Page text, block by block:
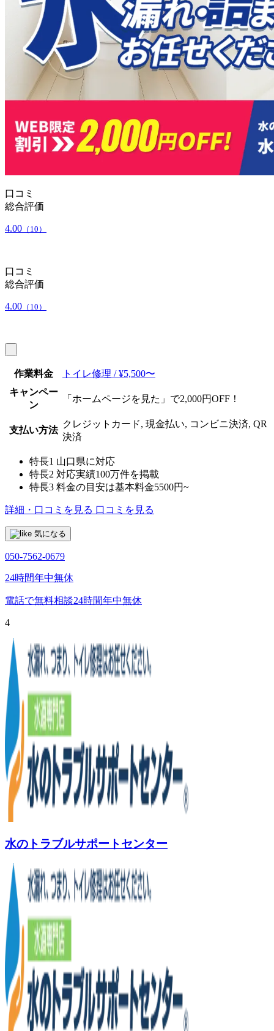
口コミ
総合評価
4.00 （10）
口コミ
総合評価
4.00 （10）
作業料金
トイレ修理 / ¥5,500〜
キャンペー
ン
「ホームページを見た」で2,000円OFF！
支払い方法
クレジットカード, 現金払い, コンビニ決済, QR
決済
特長1 山口県に対応
特長2 対応実績100万件を掲載
特長3 料金の目安は基本料金5500円~
詳細・口コミを見る 口コミを見る
気になる
050-7562-0679
24時間年中無休
電話で無料相談24時間年中無休
4
水のトラブルサポートセンター